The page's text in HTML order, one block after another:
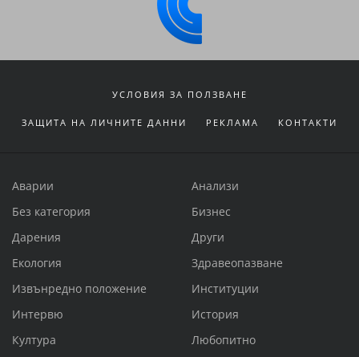
УСЛОВИЯ ЗА ПОЛЗВАНЕ
ЗАЩИТА НА ЛИЧНИТЕ ДАННИ РЕКЛАМА КОНТАКТИ
Аварии
Анализи
Без категория
Бизнес
Дарения
Други
Екология
Здравеопазване
Извънредно положение
Институции
Интервю
История
Култура
Любопитно